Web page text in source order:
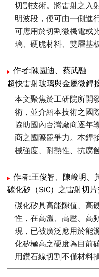
切割技術。將雷射之入
明波段，便可由一側進
可應用於切割微機電或
璃、硬脆材料、雙層基
傳統輪刀技術相比，具
磨耗問題。由於切割道
更多顆晶粒，因此提高
作者:陳園迪、蔡武融
超快雷射玻璃與金屬微銲
本文聚焦於工研院所開
術，並介紹本技術之國
協助國內台灣廠商逐年
商之國際競爭力。本銲
械強度、耐熱性、抗腐
銲接真空管頂蓋、
VCSEL、紅外微輻射熱
形模組，將高斯光束整
間距可變，用以形成熔
作者:王俊智、陳峻明、
碳化矽（SiC）之雷射切
碳化矽具高能隙值、高
性，在高溫、高壓、高
現，已被廣泛應用於能
化矽極高之硬度為目前
用鑽石線切割不僅材料
260 μm）且切割速度